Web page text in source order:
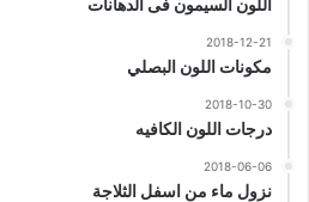
2018-12-21
مكونات اللون البصلي
2018-10-30
درجات اللون الكافيه
2018-06-06
نزول ماء من اسفل الثلاجة